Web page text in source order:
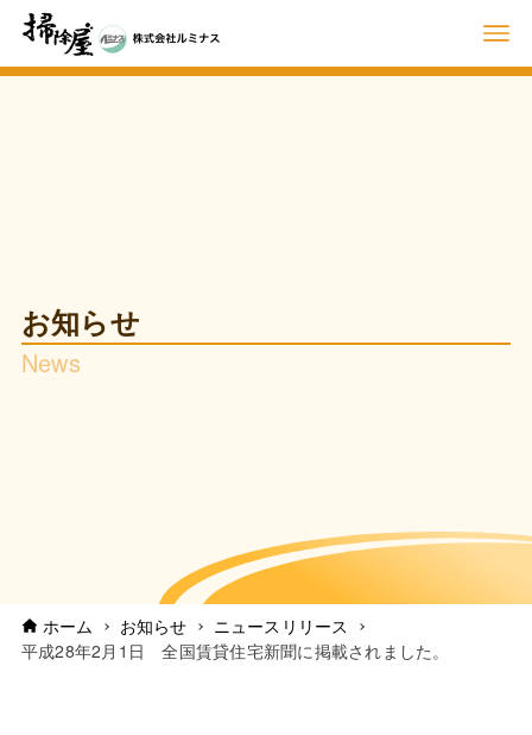
お知らせ
News
ホーム お知らせ
ニュースリリース
平成28年2月1日 全国賃貸住宅新聞に掲載されました。